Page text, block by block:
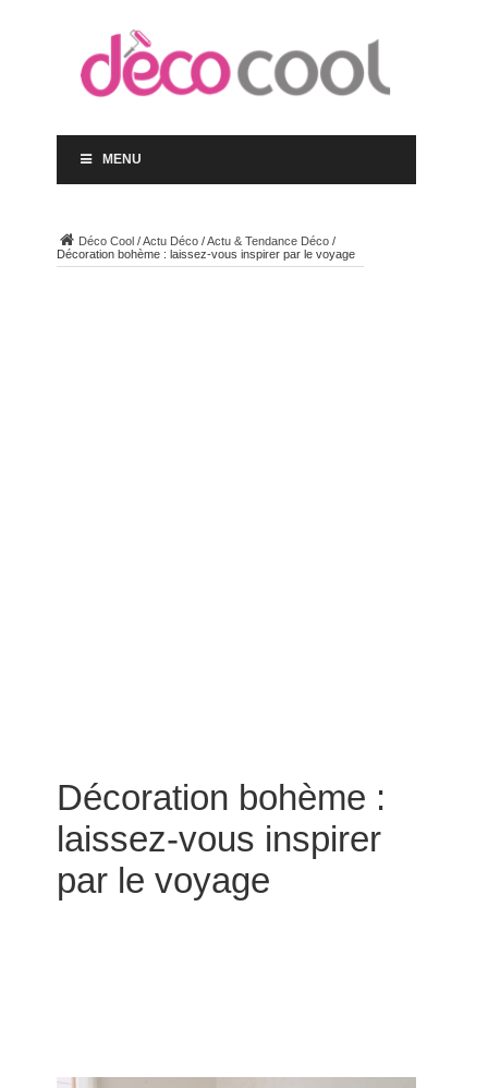
MENU
Déco Cool/Actu Déco/Actu & Tendance Déco/
Décoration bohème : laissez-vous inspirer par le voyage
Décoration bohème :
laissez-vous inspirer
par le voyage